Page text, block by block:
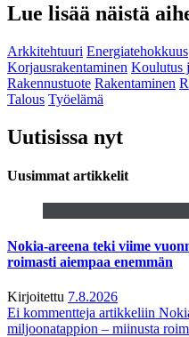
Lue lisää näistä
Arkkitehtuuri Energiatehokkuus
Korjausrakentaminen Koulutus
Rakennustuote Rakentaminen
Talous Työelämä
Uutisissa nyt
Uusimmat artikkelit
Nokia-areena teki viime
roimasti aiempaa enemmän
Kirjoitettu 7.8.2026
Ei kommentteja artikkeliin
miljoonatappion – miinusta